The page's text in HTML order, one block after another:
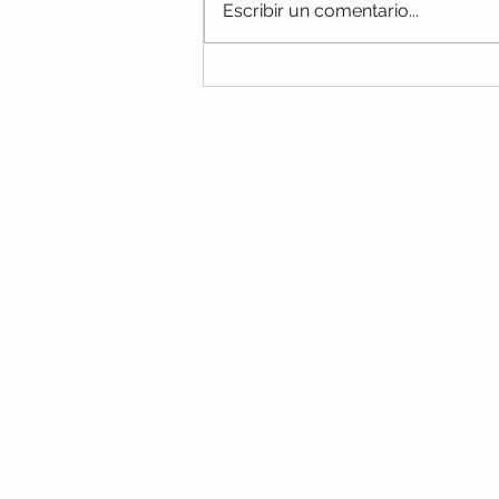
Regreso a clases, S.O.S
Escribir un comentario...